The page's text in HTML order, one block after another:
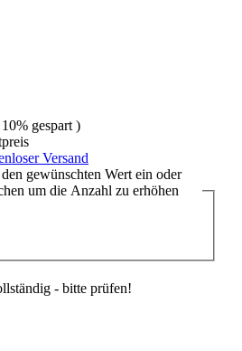
gespart )
Versand
gewünschten Wert ein oder
um die Anzahl zu erhöhen
- bitte prüfen!